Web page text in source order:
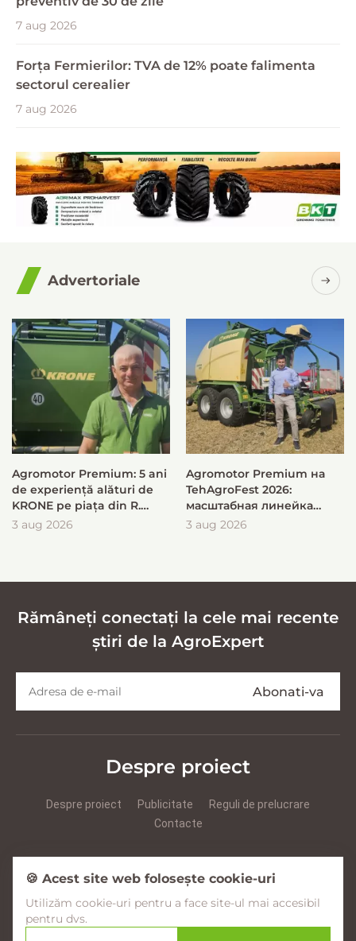
7 aug 2026
Forța Fermierilor: TVA de 12% poate falimenta
sectorul cerealier
7 aug 2026
Advertoriale
Agromotor Premium: 5 ani
de experiență alături de
KRONE pe piața din R.
Moldova
3 aug 2026
Agromotor Premium на
TehAgroFest 2026:
масштабная линейка
KRONE для быстрой и
3 aug 2026
Rămâneți conectați la cele mai recente
știri de la AgroExpert
Despre proiect
Despre proiect Publicitate
Reguli de prelucrare
Contacte
Facebook YouTube Instagram
🍪 Acest site web folosește cookie-uri
Utilizăm cookie-uri pentru a face site-ul mai accesibil
pentru dvs.